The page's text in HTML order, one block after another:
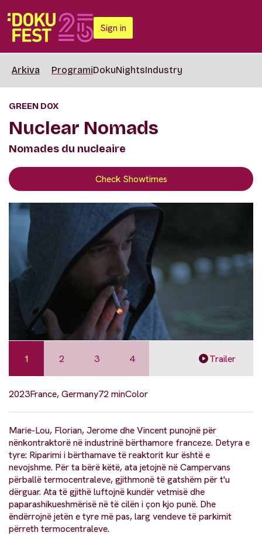
Sign in
Arkiva ProgramiDokuNightsIndustry
GREEN DOX
Nuclear Nomads
Nomades du nucleaire
Check Showtimes
1 2 3 4 Trailer
2023France, Germany72 minColor
Marie-Lou, Florian, Jerome dhe Vincent punojnë për
nënkontraktorë në industrinë bërthamore franceze. Detyra e
tyre: Riparimi i bërthamave të reaktorit kur është e
nevojshme. Për ta bërë këtë, ata jetojnë në Campervans
përballë termocentraleve, gjithmonë të gatshëm për t'u
dërguar. Ata të gjithë luftojnë kundër vetmisë dhe
paparashikueshmërisë në të cilën i çon kjo punë. Dhe
ëndërrojnë jetën e tyre më pas, larg vendeve të parkimit
përreth termocentraleve.